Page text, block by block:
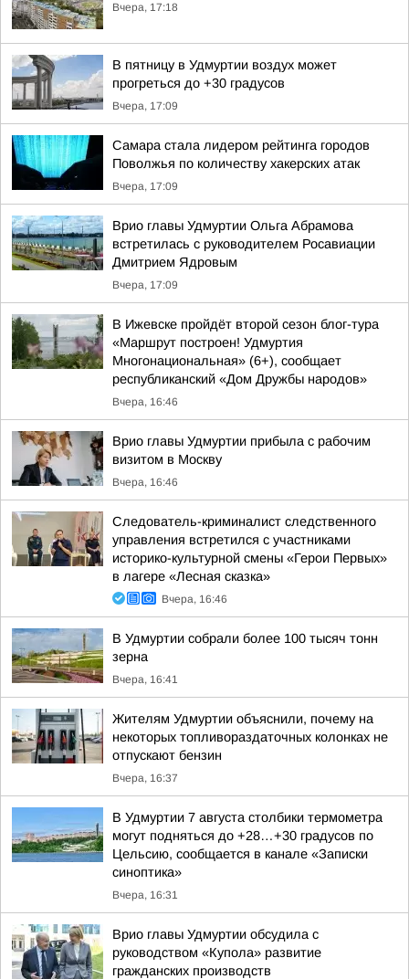
Вчера, 17:18
В пятницу в Удмуртии воздух может
прогреться до +30 градусов
Вчера, 17:09
Самара стала лидером рейтинга городов
Поволжья по количеству хакерских атак
Вчера, 17:09
Врио главы Удмуртии Ольга Абрамова
встретилась с руководителем Росавиации
Дмитрием Ядровым
Вчера, 17:09
В Ижевске пройдёт второй сезон блог-тура
«Маршрут построен! Удмуртия
Многонациональная» (6+), сообщает
республиканский «Дом Дружбы народов»
Вчера, 16:46
Врио главы Удмуртии прибыла с рабочим
визитом в Москву
Вчера, 16:46
Следователь-криминалист следственного
управления встретился с участниками
историко-культурной смены «Герои Первых»
в лагере «Лесная сказка»
Вчера, 16:46
В Удмуртии собрали более 100 тысяч тонн
зерна
Вчера, 16:41
Жителям Удмуртии объяснили, почему на
некоторых топливораздаточных колонках не
отпускают бензин
Вчера, 16:37
В Удмуртии 7 августа столбики термометра
могут подняться до +28…+30 градусов по
Цельсию, сообщается в канале «Записки
синоптика»
Вчера, 16:31
Врио главы Удмуртии обсудила с
руководством «Купола» развитие
гражданских производств